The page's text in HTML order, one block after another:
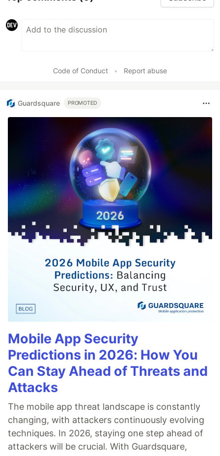
Code of Conduct • Report abuse
Guardsquare PROMOTED
Mobile App Security
Predictions in 2026: How You
Can Stay Ahead of Threats and
Attacks
The mobile app threat landscape is constantly
changing, with attackers continuously evolving
techniques. In 2026, staying one step ahead of
attackers will be crucial. With Guardsquare,